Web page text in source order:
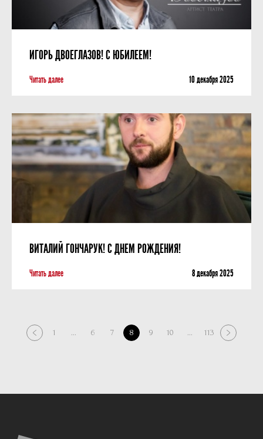
ИГОРЬ ДВОЕГЛАЗОВ! С ЮБИЛЕЕМ!
Читать далее 10 декабря 2025
ВИТАЛИЙ ГОНЧАРУК! С ДНЕМ РОЖДЕНИЯ!
Читать далее 8 декабря 2025
1 ... 6 7 8 9 10 ... 113